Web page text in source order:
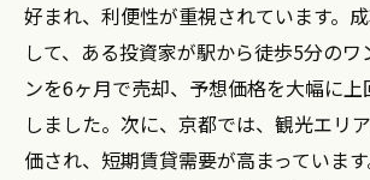
好まれ、利便性が重視されています。
して、ある投資家が駅から徒歩5分のワ
ンを6ヶ月で売却、予想価格を大幅に
しました。次に、京都では、観光エリ
価され、短期賃貸需要が高まっていま